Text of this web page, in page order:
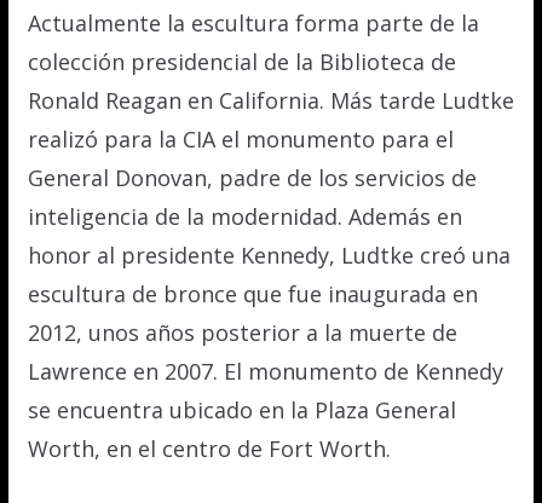
Actualmente la escultura forma parte de la
colección presidencial de la Biblioteca de
Ronald Reagan en California. Más tarde Ludtke
realizó para la CIA el monumento para el
General Donovan, padre de los servicios de
inteligencia de la modernidad. Además en
honor al presidente Kennedy, Ludtke creó una
escultura de bronce que fue inaugurada en
2012, unos años posterior a la muerte de
Lawrence en 2007. El monumento de Kennedy
se encuentra ubicado en la Plaza General
Worth, en el centro de Fort Worth.